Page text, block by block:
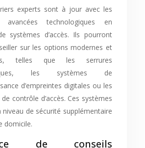
experts sont à jour avec les
avancées technologiques en
systèmes d’accès. Ils pourront
sur les options modernes et
telles que les serrures
les systèmes de
d’empreintes digitales ou les
contrôle d’accès. Ces systèmes
de sécurité supplémentaire
domicile.
de conseils